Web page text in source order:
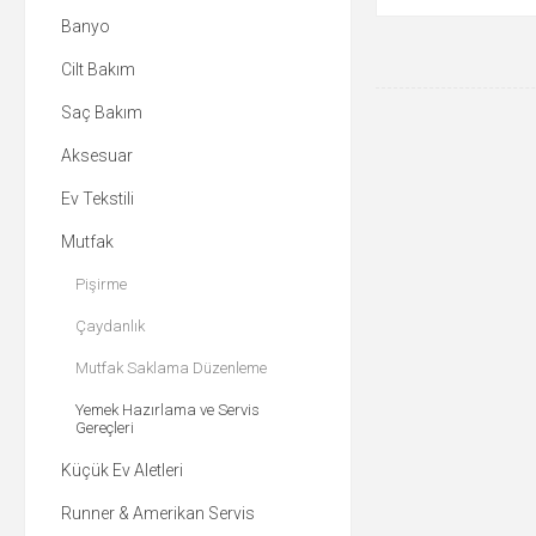
Banyo
Cilt Bakım
Saç Bakım
Aksesuar
Ev Tekstili
Mutfak
Pişirme
Çaydanlık
Mutfak Saklama Düzenleme
Yemek Hazırlama ve Servis
Gereçleri
Küçük Ev Aletleri
Runner & Amerikan Servis